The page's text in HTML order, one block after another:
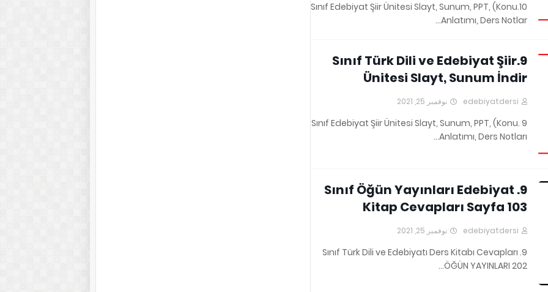
10.Sınıf Edebiyat Şiir Ünitesi Slayt, Sunum, PPT, (Konu
Anlatımı, Ders Notlar…
9.Sınıf Türk Dili ve Edebiyat Şiir
Ünitesi Slayt, Sunum İndir
edebiyatdersi نوفمبر 25, 2021
9 .Sınıf Edebiyat Şiir Ünitesi Slayt, Sunum, PPT, (Konu
Anlatımı, Ders Notları…
9. Sınıf Öğün Yayınları Edebiyat
Kitap Cevapları Sayfa 103
edebiyatdersi نوفمبر 25, 2021
9. Sınıf Türk Dili ve Edebiyatı Ders Kitabı Cevapları
ÖĞÜN YAYINLARI 202…